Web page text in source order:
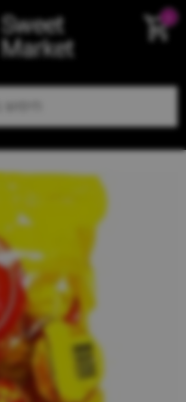
Sweet
Market